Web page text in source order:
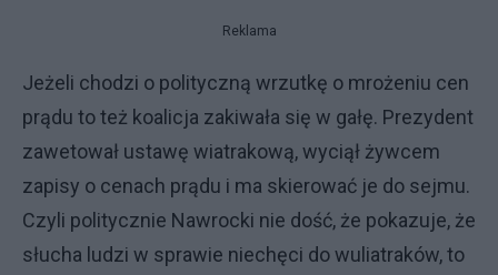
Reklama
Jeżeli chodzi o polityczną wrzutkę o mrożeniu cen
prądu to też koalicja zakiwała się w gałę. Prezydent
zawetował ustawę wiatrakową, wyciął żywcem
zapisy o cenach prądu i ma skierować je do sejmu.
Czyli politycznie Nawrocki nie dość, że pokazuje, że
słucha ludzi w sprawie niechęci do wuliatraków, to